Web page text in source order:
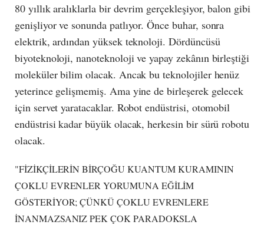
80 yıllık aralıklarla bir devrim gerçekleşiyor, balon gibi
genişliyor ve sonunda patlıyor. Önce buhar, sonra
elektrik, ardından yüksek teknoloji. Dördüncüsü
biyoteknoloji, nanoteknoloji ve yapay zekânın birleştiği
moleküler bilim olacak. Ancak bu teknolojiler henüz
yeterince gelişmemiş. Ama yine de birleşerek gelecek
için servet yaratacaklar. Robot endüstrisi, otomobil
endüstrisi kadar büyük olacak, herkesin bir sürü robotu
olacak.
"FİZİKÇİLERİN BİRÇOĞU KUANTUM KURAMININ
ÇOKLU EVRENLER YORUMUNA EĞİLİM
GÖSTERİYOR; ÇÜNKÜ ÇOKLU EVRENLERE
İNANMAZSANIZ PEK ÇOK PARADOKSLA